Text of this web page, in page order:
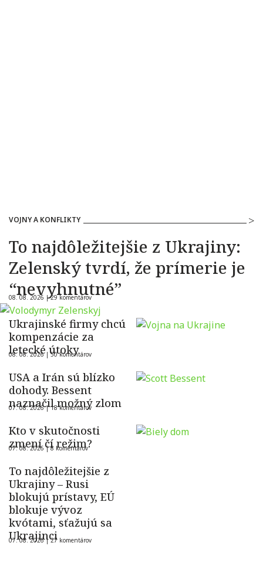
VOJNY A KONFLIKTY
To najdôležitejšie z Ukrajiny:
Zelenský tvrdí, že prímerie je
“nevyhnutné”
08. 08. 2026 |29 komentárov
Ukrajinské firmy chcú
kompenzácie za
letecké útoky
08. 08. 2026 |50 komentárov
USA a Irán sú blízko
dohody. Bessent
naznačil možný zlom
07. 08. 2026 |18 komentárov
Kto v skutočnosti
zmení čí režim?
07. 08. 2026 |8 komentárov
To najdôležitejšie z
Ukrajiny – Rusi
blokujú prístavy, EÚ
blokuje vývoz
kvótami, sťažujú sa
Ukrajinci
07. 08. 2026 |27 komentárov